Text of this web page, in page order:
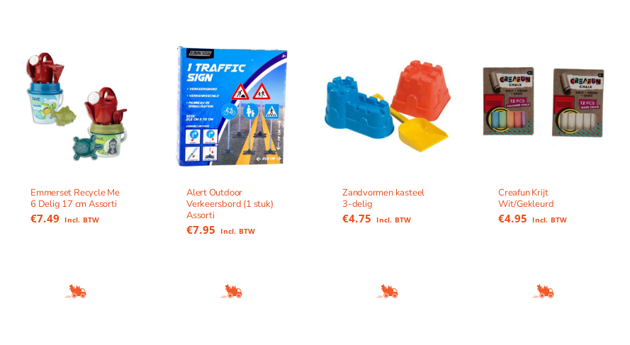
Emmerset Recycle Me
6 Delig 17 cm Assorti
€7.49 Incl. BTW
Alert Outdoor
Verkeersbord (1 stuk)
Assorti
€7.95 Incl. BTW
Zandvormen kasteel
3-delig
€4.75 Incl. BTW
Creafun Krijt
Wit/Gekleurd
€4.95 Incl. BTW